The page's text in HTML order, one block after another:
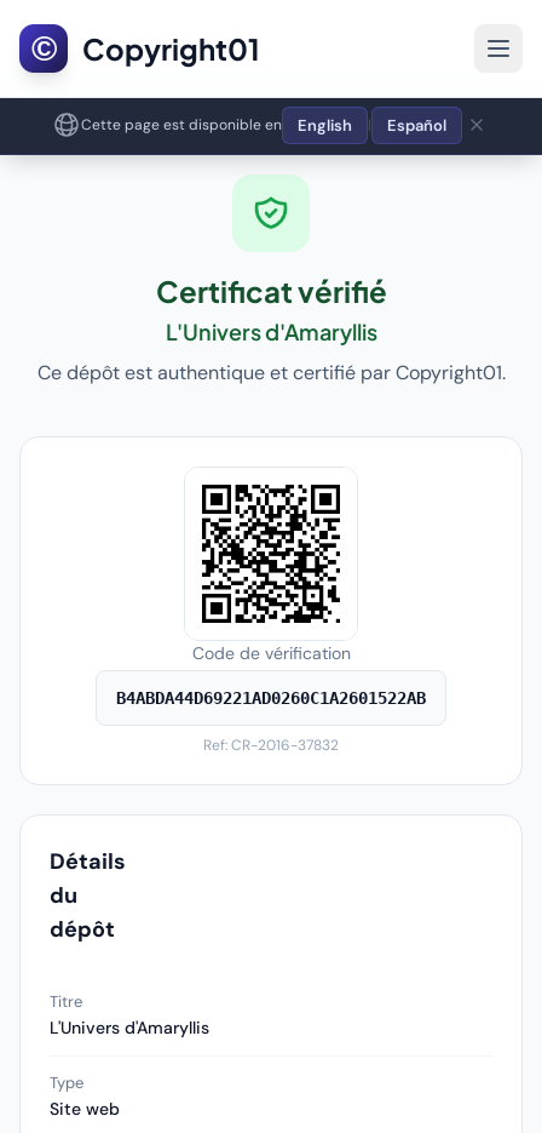
© Copyright01
Cette page est disponible en English | Español
Certificat vérifié
L'Univers d'Amaryllis
Ce dépôt est authentique et certifié par Copyright01.
Code de vérification
B4ABDA44D69221AD0260C1A2601522AB
Ref: CR-2016-37832
Détails
du
dépôt
Titre
L'Univers d'Amaryllis
Type
Site web